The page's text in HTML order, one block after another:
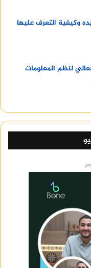
وكيفية التعرف عليها
لنظم المعلومات